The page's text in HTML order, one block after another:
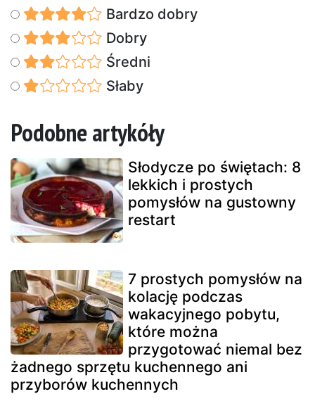
Bardzo dobry
Dobry
Średni
Słaby
Podobne artykóły
Słodycze po świętach: 8
lekkich i prostych
pomysłów na gustowny
restart
7 prostych pomysłów na
kolację podczas
wakacyjnego pobytu,
które można
przygotować niemal bez
żadnego sprzętu kuchennego ani
przyborów kuchennych